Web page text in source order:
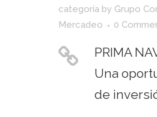
categoría by Grupo
Mercadeo
0
PRIMA
Una
de